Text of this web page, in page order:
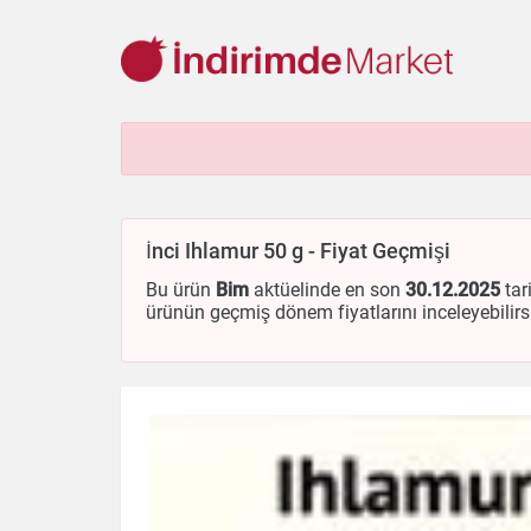
Cep Telefonu
Çikolata & Bisküvi & Kuruyemiş Dondurma
Ev & Dekorasyon
Gezi & Seyahat Giyim Hazır Soslar
Kişisel Bakım
Kitap & Dergi Konserve Küçük Ev
Oyuncak
Sağlık Süt Ürünleri & Kahvaltılık Temizlik
İnci Ihlamur 50 g - Fiyat Geçmişi
Bu ürün Bim aktüelinde en son 30.12.2025
ürünün geçmiş dönem fiyatlarını